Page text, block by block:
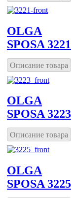
OLGA
SPOSA 3221
Описание товара
OLGA
SPOSA 3223
Описание товара
OLGA
SPOSA 3225